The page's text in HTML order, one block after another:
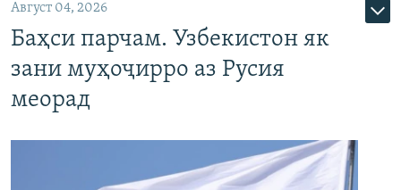
Август 04, 2026
Баҳси парчам. Узбекистон як
зани муҳоҷирро аз Русия
меорад